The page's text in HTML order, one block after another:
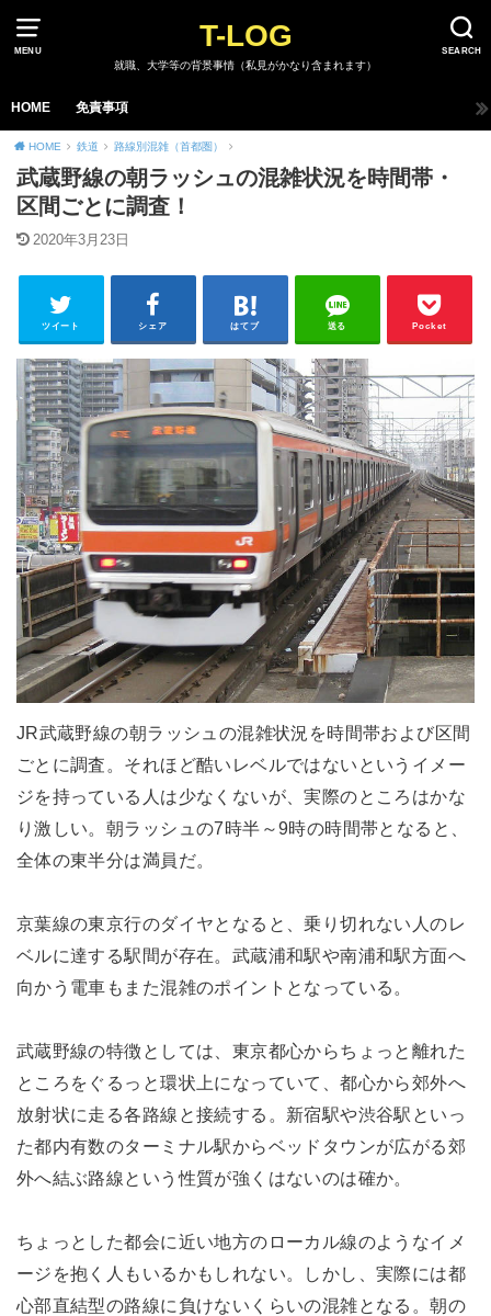
MENU SEARCH
T-LOG
就職、大学等の背景事情（私見がかなり含まれます）
HOME 免責事項
HOME 鉄道 路線別混雑（首都圏）
武蔵野線の朝ラッシュの混雑状況を時間帯・
区間ごとに調査！
2020年3月23日
ツイート シェア はてブ 送る Pocket
JR武蔵野線の朝ラッシュの混雑状況を時間帯および区間
ごとに調査。それほど酷いレベルではないというイメー
ジを持っている人は少なくないが、実際のところはかな
り激しい。朝ラッシュの7時半～9時の時間帯となると、
全体の東半分は満員だ。
京葉線の東京行のダイヤとなると、乗り切れない人のレ
ベルに達する駅間が存在。武蔵浦和駅や南浦和駅方面へ
向かう電車もまた混雑のポイントとなっている。
武蔵野線の特徴としては、東京都心からちょっと離れた
ところをぐるっと環状上になっていて、都心から郊外へ
放射状に走る各路線と接続する。新宿駅や渋谷駅といっ
た都内有数のターミナル駅からベッドタウンが広がる郊
外へ結ぶ路線という性質が強くはないのは確か。
ちょっとした都会に近い地方のローカル線のようなイメ
ージを抱く人もいるかもしれない。しかし、実際には都
心部直結型の路線に負けないくらいの混雑となる。朝の